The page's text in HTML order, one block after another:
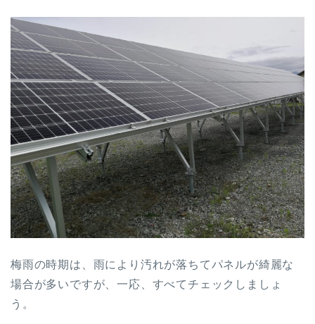
梅雨の時期は、雨により汚れが落ちてパネルが綺麗な
場合が多いですが、一応、すべてチェックしましょ
う。